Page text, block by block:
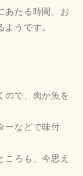
あたる時間、お
うです。
ので、肉か魚を
ーなどで味付
ころも、今思え